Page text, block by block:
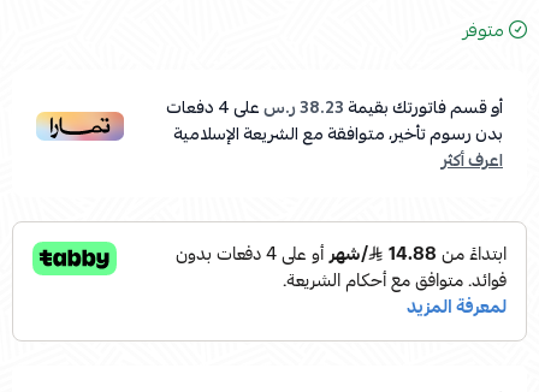
متوفر
أو قسم فاتورتك بقيمة38.23 ر.س على4دفعات
بدون رسوم تأخير، متوافقة مع الشريعة الإسلامية
اعرف أكثر